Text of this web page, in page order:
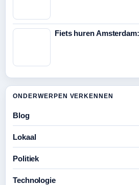
Fiets huren
ONDERWERPEN VERKENNEN
Blog
Lokaal
Politiek
Technologie